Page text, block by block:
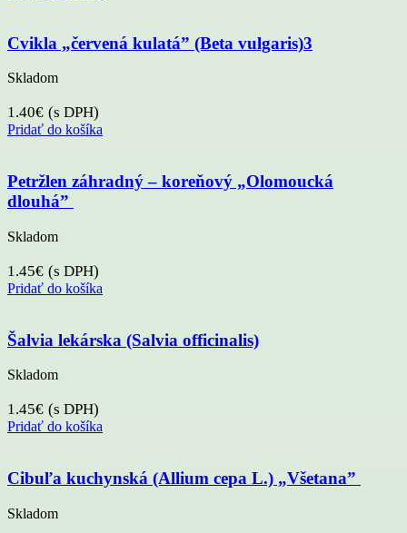
Cvikla „červená kulatá” (Beta vulgaris)3
Skladom
1.40€ (s DPH)
Pridať do košíka
Petržlen záhradný – koreňový „Olomoucká
dlouhá”
Skladom
1.45€ (s DPH)
Pridať do košíka
Šalvia lekárska (Salvia officinalis)
Skladom
1.45€ (s DPH)
Pridať do košíka
Cibuľa kuchynská (Allium cepa L.) „Všetana”
Skladom